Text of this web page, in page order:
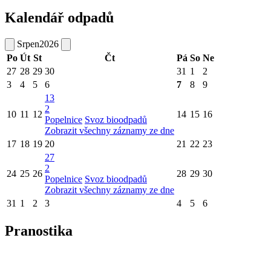
Kalendář odpadů
Srpen2026
Po Út St Čt Pá So Ne
27 28 29 30 31 1
2
3
4 5 6 7 8 9
10 11 12
13
2
Popelnice Svoz bioodpadů
Zobrazit všechny záznamy ze dne
14 15 16
17 18 19 20 21 22 23
24 25 26
27
2
Popelnice Svoz bioodpadů
Zobrazit všechny záznamy ze dne
28 29 30
31 1 2 3 4 5 6
Pranostika